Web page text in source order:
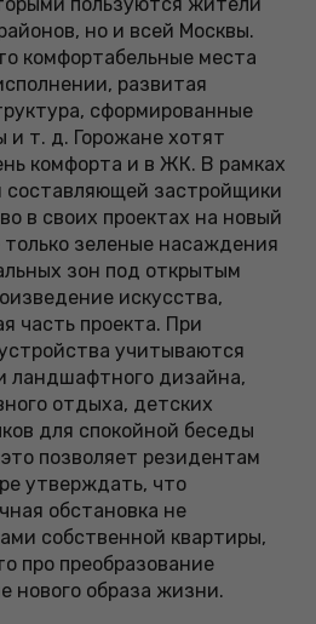
но и всей Москвы.
комфортабельные места
развитая
сформированные
и т. д. Горожане хотят
комфорта и в ЖК. В рамках
составляющей застройщики
в своих проектах на новый
только зеленые насаждения
зон под открытым
искусства,
часть проекта. При
учитываются
ландшафтного дизайна,
отдыха, детских
для спокойной беседы
позволяет резидентам
утверждать, что
обстановка не
собственной квартиры,
про преобразование
нового образа жизни.